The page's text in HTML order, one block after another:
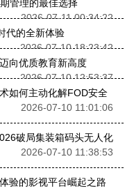
管理的最佳选择
2026-07-11 00:34:22
代的全新体验
2026-07-10 18:23:42
向优质教育新高度
2026-07-10 12:53:37
如何主动化解FOD安全
2026-07-10 11:01:06
破局集装箱码头无人化
2026-07-10 11:38:53
验的影视平台崛起之路